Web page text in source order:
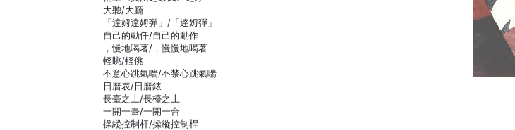
大聽/大廳
「達姆達姆彈」/「達姆彈」
自己的動仟/自己的動作
，慢地喝著/，慢慢地喝著
輕眺/輕佻
不意心跳氣喘/不禁心跳氣喘
日曆表/日曆錶
長臺之上/長檯之上
一開一臺/一開一合
操縱控制杆/操縱控制桿